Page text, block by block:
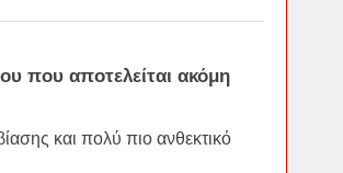
που αποτελείται ακόμη
και πολύ πιο ανθεκτικό